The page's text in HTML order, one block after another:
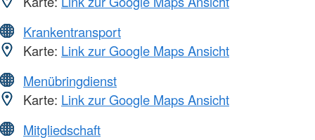
Krankentransport
Karte: Link zur Google Maps Ansicht
Menübringdienst
Karte: Link zur Google Maps Ansicht
Mitgliedschaft